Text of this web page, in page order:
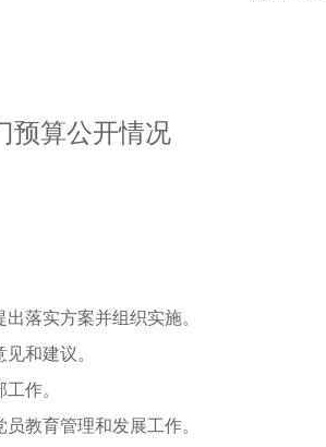
预算公开情况
落实方案并组织实施。
和建议。
作。
教育管理和发展工作。